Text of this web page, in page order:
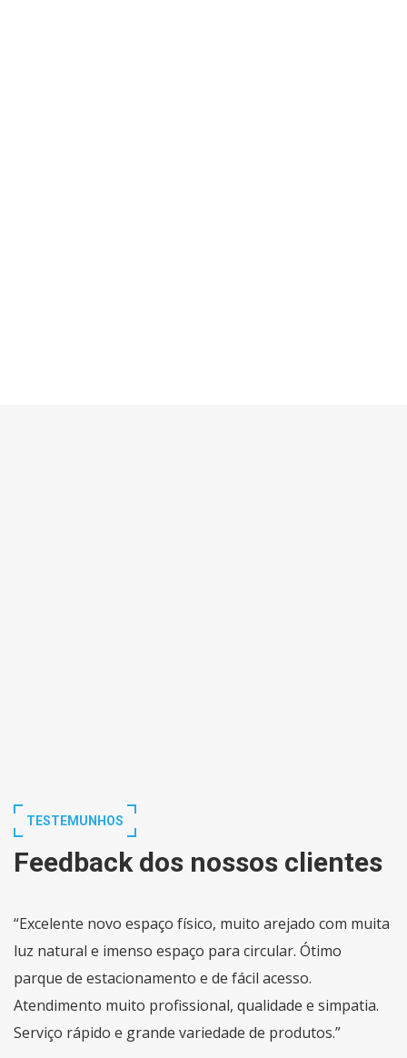
TESTEMUNHOS
Feedback dos nossos clientes
“Excelente novo espaço físico, muito arejado com muita
luz natural e imenso espaço para circular. Ótimo
parque de estacionamento e de fácil acesso.
Atendimento muito profissional, qualidade e simpatia.
Serviço rápido e grande variedade de produtos.”